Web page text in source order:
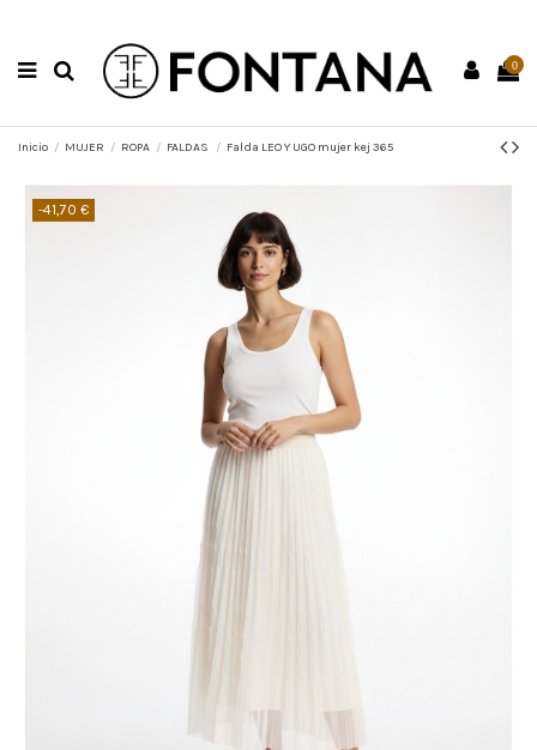
0
Inicio MUJER ROPA FALDAS Falda LEO Y UGO mujer kej 365
-41,70 €